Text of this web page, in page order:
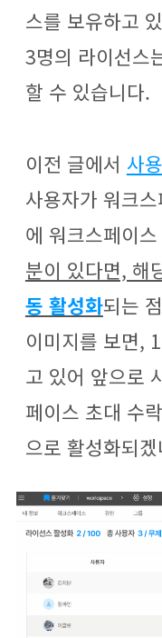
스를 보유하고
3명의 라이선스
할 수 있습니다.
이전 글에서 사
사용자가 워크
에 워크스페이스
분이 있다면, 해
동 활성화되는
이미지를 보면,
고 있어 앞으로
페이스 초대 수
으로 활성화되